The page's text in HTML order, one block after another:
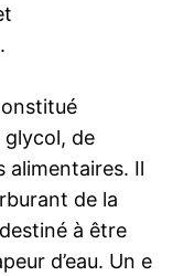
de
alimentaires. Il
de la
à être
d’eau. Un e